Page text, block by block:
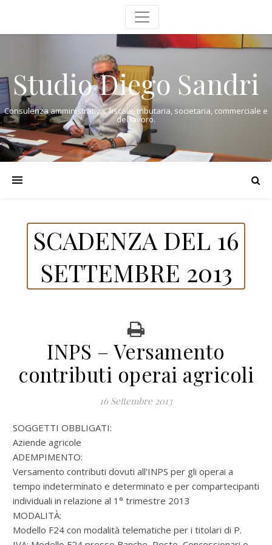
Studio Diego Sandri
Consulenza amministrativa, fiscale, tributaria, societaria, commerciale e
del lavoro.
SCADENZA DEL 16
SETTEMBRE 2013
INPS – Versamento
contributi operai agricoli
16 Settembre 2013
SOGGETTI OBBLIGATI:
Aziende agricole
ADEMPIMENTO:
Versamento contributi dovuti all’INPS per gli operai a
tempo indeterminato e determinato e per compartecipanti
individuali in relazione al 1° trimestre 2013
MODALITÀ:
Modello F24 con modalità telematiche per i titolari di P.